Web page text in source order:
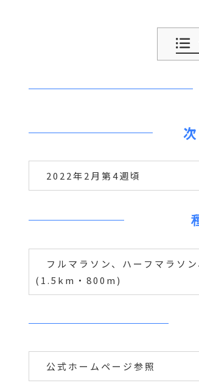
2022年2月第4週頃
フルマラソン、ハーフマラソ
(1.5km・800m)
公式ホームページ参照